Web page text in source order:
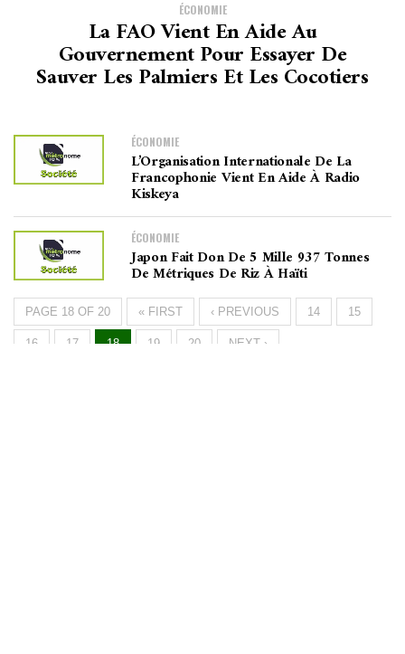
ÉCONOMIE
La FAO Vient En Aide Au
Gouvernement Pour Essayer De
Sauver Les Palmiers Et Les Cocotiers
ÉCONOMIE
L’Organisation Internationale De La
Francophonie Vient En Aide À Radio
Kiskeya
ÉCONOMIE
Japon Fait Don De 5 Mille 937 Tonnes
De Métriques De Riz À Haïti
PAGE 18 OF 20 « FIRST ‹ PREVIOUS 14 15
16 17 18 19 20 NEXT ›